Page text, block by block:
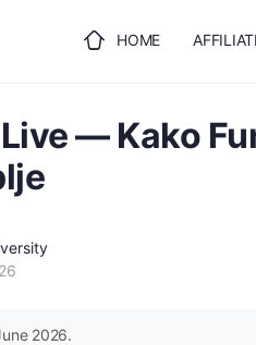
HOME
ULOGUJTE SE
— Kako
2026.